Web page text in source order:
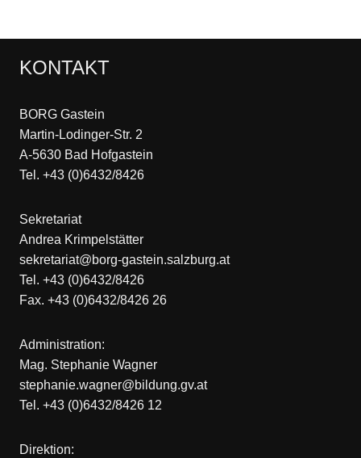
KONTAKT
BORG Gastein
Martin-Lodinger-Str. 2
A-5630 Bad Hofgastein
Tel. +43 (0)6432/8426
Sekretariat
Andrea Krimpelstätter
sekretariat@borg-gastein.salzburg.at
Tel. +43 (0)6432/8426
Fax. +43 (0)6432/8426 26
Administration:
Mag. Stephanie Wagner
stephanie.wagner@bildung.gv.at
Tel. +43 (0)6432/8426 12
Direktion: